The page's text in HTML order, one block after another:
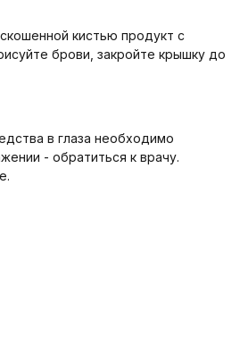
кистью продукт с
брови, закройте крышку до
в глаза необходимо
- обратиться к врачу.